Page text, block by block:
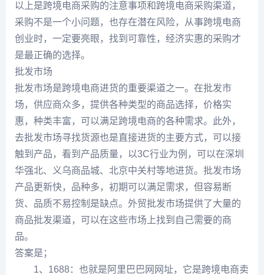
以上是跨境电商采购的注意事项和跨境电商采购渠道，
采购不是一个小问题，也存在潜在风险，从事跨境电商
创业时，一定要亮眼，找到可靠性，经济实惠的采购才
是最正确的选择。
批发市场
批发市场是跨境电商进货的重要渠道之一。在批发市
场，供应商众多，提供各种类型的商品选择，价格实
惠，种类丰富，可以满足跨境电商的各种需求。此外，
去批发市场寻找货源也是直接进货的主要方式，可以接
触到产品，看到产品质量，以3C行业为例，可以在深圳
华强北、义乌商品城、北京中关村等地进货。批发市场
产品更新快，品种多，初期可以满足需求，但容易断
货、品质不易控制是缺点。外贸批发市场提供了大量的
商品批发渠道，可以在这些市场上找到自己需要的商
品。
答案是；
1、1688：也就是阿里巴巴网网址，它是跨境电商卖